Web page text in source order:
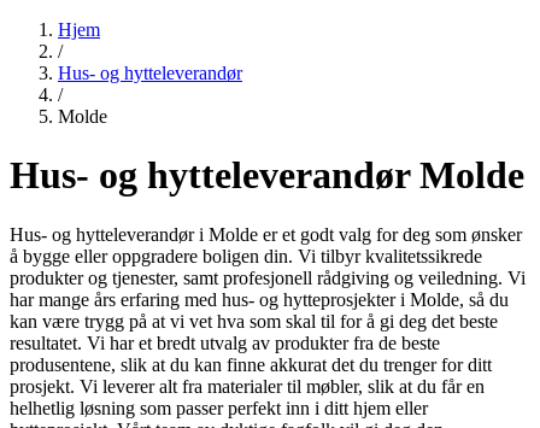
Hjem
/
Hus- og hytteleverandør
/
Molde
Hus- og hytteleverandør Molde
Hus- og hytteleverandør i Molde er et godt valg for deg som ønsker
å bygge eller oppgradere boligen din. Vi tilbyr kvalitetssikrede
produkter og tjenester, samt profesjonell rådgiving og veiledning. Vi
har mange års erfaring med hus- og hytteprosjekter i Molde, så du
kan være trygg på at vi vet hva som skal til for å gi deg det beste
resultatet. Vi har et bredt utvalg av produkter fra de beste
produsentene, slik at du kan finne akkurat det du trenger for ditt
prosjekt. Vi leverer alt fra materialer til møbler, slik at du får en
helhetlig løsning som passer perfekt inn i ditt hjem eller